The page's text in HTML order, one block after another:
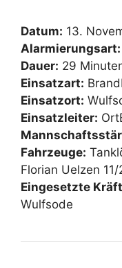
Datum: 13.
Alarmierungsart:
Dauer: 29
Einsatzart:
Einsatzort:
Einsatzleiter:
Fahrzeuge:
Florian Uelzen 11/
Eingesetzte
Wulfsode